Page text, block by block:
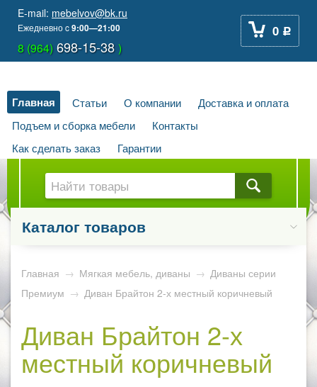
E-mail: mebelvov@bk.ru
Ежедневноc9:00—21:00
8 (964) 698-15-38)
0 Р
Главная Статьи О компании
Доставка и оплата
Подъем и сборка мебели
Контакты
Как сделать заказ
Гарантии
Каталог товаров
Главная → Мягкая мебель, диваны → Диваны серии
Премиум → Диван Брайтон 2-х местный коричневый
Диван Брайтон 2-х
местный коричневый